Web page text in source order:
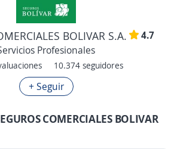
BOLIVAR S.A.
4.7
Profesionales
10.374 seguidores
+ Seguir
COMERCIALES BOLIVAR